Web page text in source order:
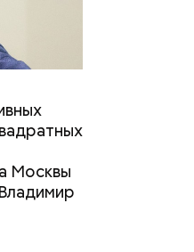
Москвы
В нем